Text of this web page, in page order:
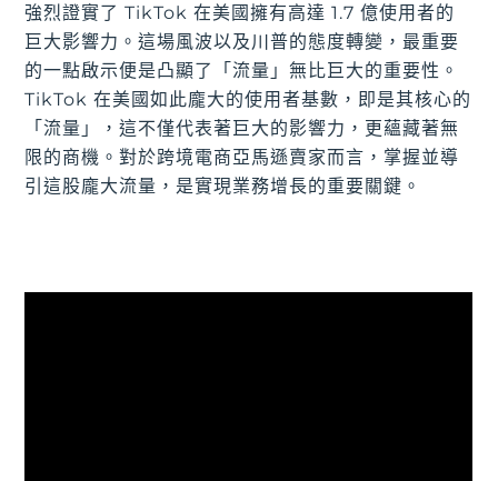
強烈證實了 TikTok 在美國擁有高達 1.7 億使用者的
巨大影響力。這場風波以及川普的態度轉變，最重要
的一點啟示便是凸顯了「流量」無比巨大的重要性。
TikTok 在美國如此龐大的使用者基數，即是其核心的
「流量」，這不僅代表著巨大的影響力，更蘊藏著無
限的商機。對於跨境電商亞馬遜賣家而言，掌握並導
引這股龐大流量，是實現業務增長的重要關鍵。